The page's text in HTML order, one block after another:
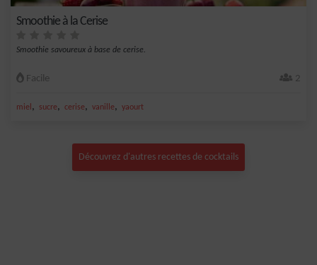
Smoothie à la Cerise
Smoothie savoureux à base de cerise.
Facile 2
miel , sucre, cerise, vanille, yaourt
Découvrez d'autres recettes de cocktails